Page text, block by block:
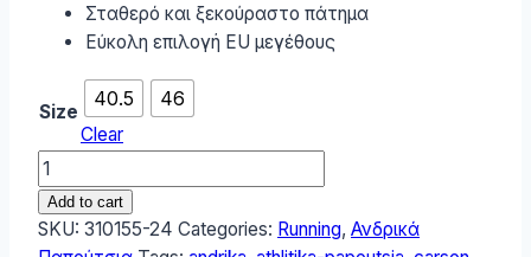
Σταθερό και ξεκούραστο πάτημα
Εύκολη επιλογή EU μεγέθους
Size
40.5 46
Clear
Puma
Carson
Fresh
Ανδρικά
Add to cart
SKU: 310155-24 Categories: Running, Ανδρικά